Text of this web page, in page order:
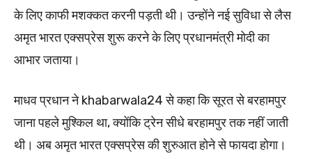
के लिए काफी मशक्कत करनी पड़ती थी। उन्होंने नई सुविधा से लैस
अमृत भारत एक्सप्रेस शुरू करने के लिए प्रधानमंत्री मोदी का
आभार जताया।
माधव प्रधान ने khabarwala24 से कहा कि सूरत से बरहामपुर
जाना पहले मुश्किल था, क्योंकि ट्रेन सीधे बरहामपुर तक नहीं जाती
थी। अब अमृत भारत एक्सप्रेस की शुरुआत होने से फायदा होगा।